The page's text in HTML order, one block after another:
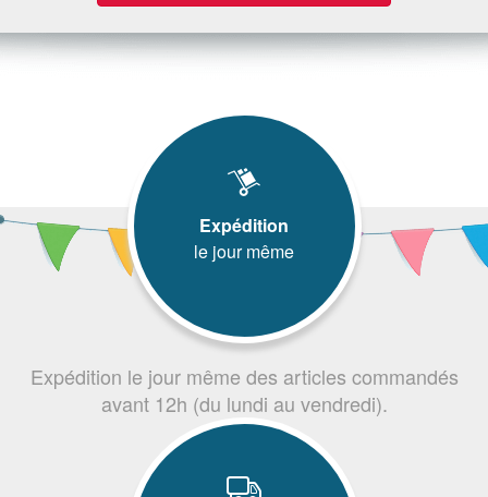
Expédition
le jour même
Expédition le jour même des articles commandés
avant 12h (du lundi au vendredi).